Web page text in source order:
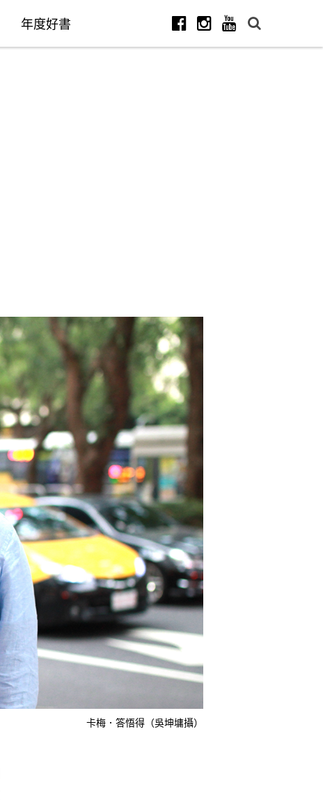
年度好書
卡梅．答悟得（吳坤墉攝）